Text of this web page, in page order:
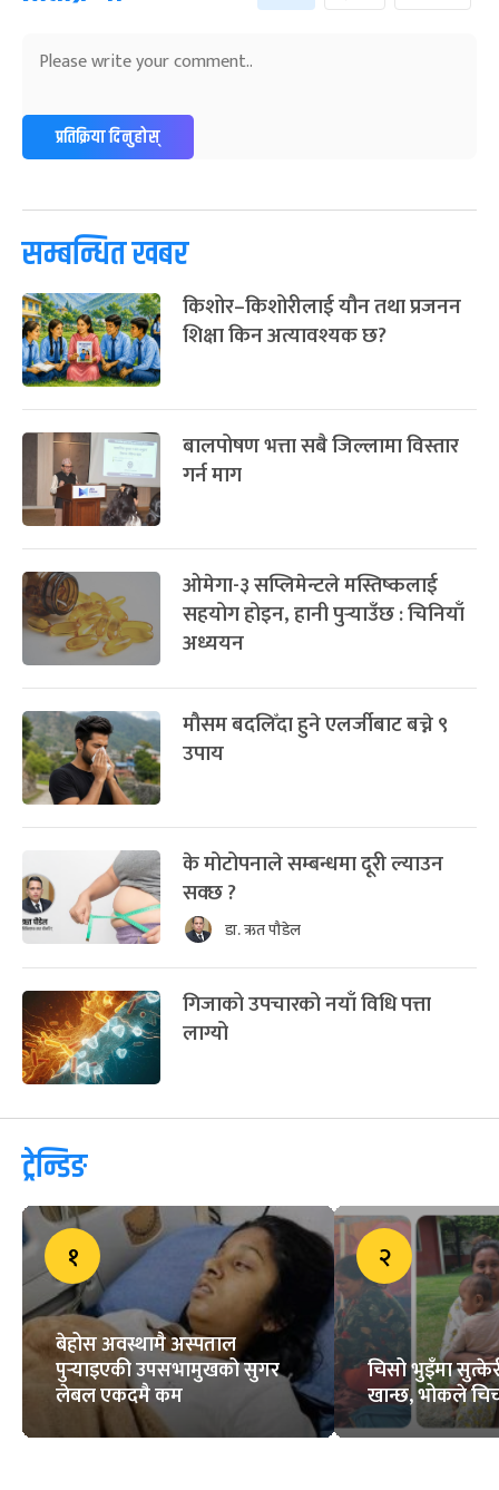
प्रतिक्रिया दिनुहोस्
सम्बन्धित खबर
किशोर–किशोरीलाई यौन तथा प्रजनन
शिक्षा किन अत्यावश्यक छ?
बालपोषण भत्ता सबै जिल्लामा विस्तार
गर्न माग
ओमेगा-३ सप्लिमेन्टले मस्तिष्कलाई
सहयोग होइन, हानी पुर्‍याउँछ : चिनियाँ
अध्ययन
मौसम बदलिँदा हुने एलर्जीबाट बच्ने ९
उपाय
के मोटोपनाले सम्बन्धमा दूरी ल्याउन
सक्छ ?
डा. ऋत पौडेल
गिजाको उपचारको नयाँ विधि पत्ता
लाग्यो
ट्रेन्डिङ
१
बेहोस अवस्थामै अस्पताल
पुर्‍याइएकी उपसभामुखको सुगर
लेबल एकदमै कम
२
चिसो भुइँमा
खान्छ, भोकले